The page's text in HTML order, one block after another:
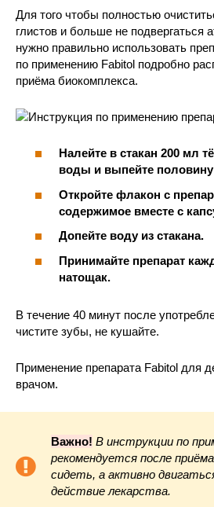
Для того чтобы полностью
глистов и больше не подвергаться
нужно правильно использовать
по применению Fabitol подробно
приёма биокомплекса.
Налейте в стакан 200 мл
воды и выпейте половину
Откройте флакон с
содержимое вместе с
Допейте воду из стакана.
Принимайте препарат
натощак.
В течение 40 минут после
чистите зубы, не кушайте.
Применение препарата Fabitol для
врачом.
Важно! В инструкции по
рекомендуется после
сидеть, а активно
действие лекарства.